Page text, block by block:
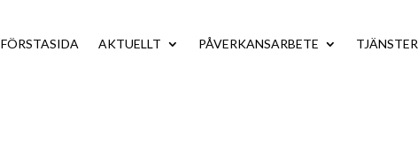
FÖRSTASIDA AKTUELLT PÅVERKANSARBETE TJÄNSTER